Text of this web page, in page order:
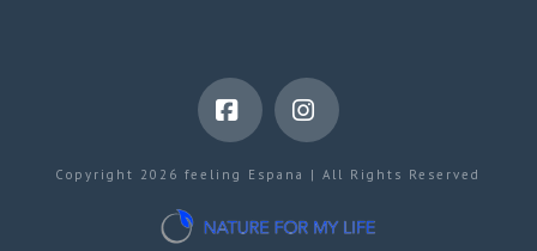
FacebookInstagram
Copyright 2026 feeling Espana | All Rights Reserved